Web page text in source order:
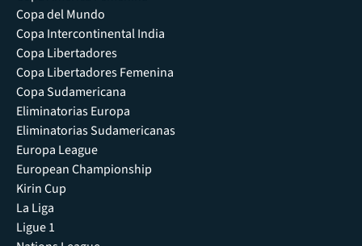
Copa del Mundo
Copa Intercontinental India
Copa Libertadores
Copa Libertadores Femenina
Copa Sudamericana
Eliminatorias Europa
Eliminatorias Sudamericanas
Europa League
European Championship
Kirin Cup
La Liga
Ligue 1